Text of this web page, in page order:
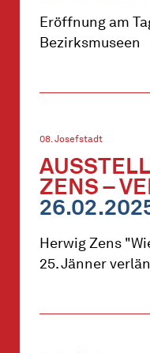
Eröffnung am
Bezirksmuseen
08. Josefstadt
ZENS –
Herwig Zens
25. Jänner